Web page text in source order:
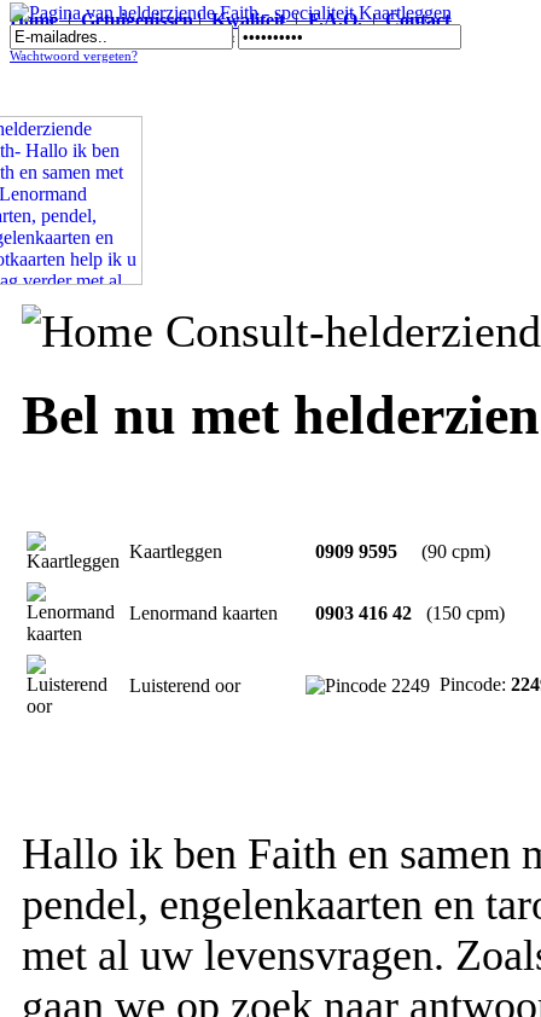
Home|Getuigenissen|Kwaliteit|F.A.Q.|Contact
Pagina van helderziende Faith - specialiteit Kaartleggen
Wachtwoord vergeten?
Bel nu met
Kaartleggen 0909 9595 (90 cpm)
Lenormand kaarten 0903 416 42 (150 cpm)
Luisterend oor Pincode:
Hallo ik ben Faith en samen
pendel, engelenkaarten en
met al uw levensvragen.
gaan we op zoek naar